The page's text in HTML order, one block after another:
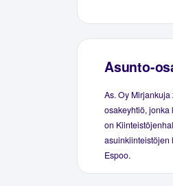
Asunto-
As. Oy
osakeyhtiö,
on
asuinkiinteistöjen
Espoo.